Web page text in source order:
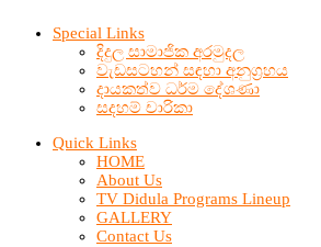
Special Links
දිදුල සාමාජික අරමුදල
වැඩසටහන් සඳහා අනුග්‍රහය
දායකත්ව ධර්ම දේශණා
සදහම් චාරිකා
Quick Links
HOME
About Us
TV Didula Programs Lineup
GALLERY
Contact Us